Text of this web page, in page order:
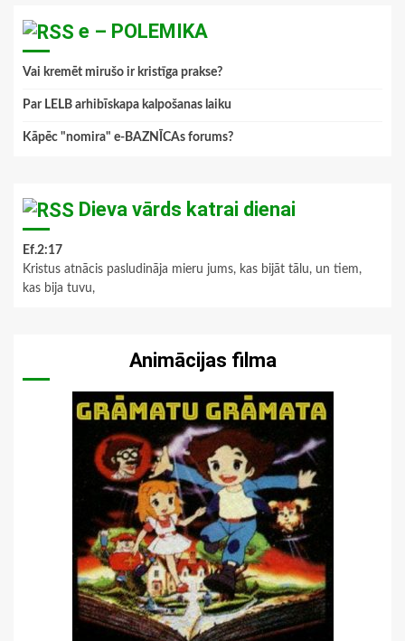
e – POLEMIKA
Vai kremēt mirušo ir kristīga prakse?
Par LELB arhibīskapa kalpošanas laiku
Kāpēc "nomira" e-BAZNĪCAs forums?
Dieva vārds katrai dienai
Ef.2:17
Kristus atnācis pasludināja mieru jums, kas bijāt tālu, un tiem,
kas bija tuvu,
Animācijas filma